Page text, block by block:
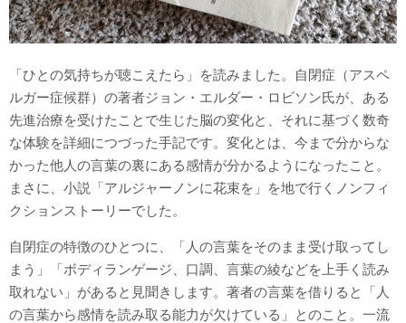
「ひとの気持ちが聴こえたら」を読みました。自閉症（アスペ
ルガー症候群）の著者ジョン・エルダー・ロビソン氏が、ある
先進治療を受けたことで生じた脳の変化と、それに基づく数奇
な体験を詳細につづった手記です。変化とは、今まで分からな
かった他人の言葉の裏にある感情が分かるようになったこと。
まさに、小説「アルジャーノンに花束を」を地で行くノンフィ
クションストーリーでした。
自閉症の特徴のひとつに、「人の言葉をそのまま受け取ってし
まう」「ボディランゲージ、口調、言葉の綾などを上手く読み
取れない」があると見聞きします。著者の言葉を借りると「人
の言葉から感情を読み取る能力が欠けている」とのこと。一流